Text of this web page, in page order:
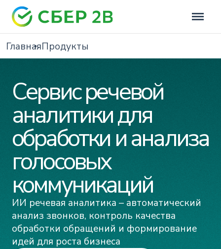
ГлавнаяПродукты
Сервис речевой
аналитики для
обработки и анализа
голосовых
коммуникаций
ИИ речевая аналитика – автоматический
анализ звонков, контроль качества
обработки обращений и формирование
идей для роста бизнеса